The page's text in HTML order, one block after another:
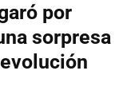
por
sorpresa